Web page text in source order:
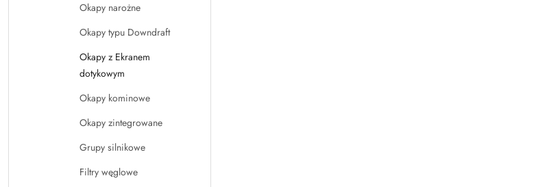
Okapy narożne
Okapy typu Downdraft
Okapy z Ekranem
dotykowym
Okapy kominowe
Okapy zintegrowane
Grupy silnikowe
Filtry węglowe